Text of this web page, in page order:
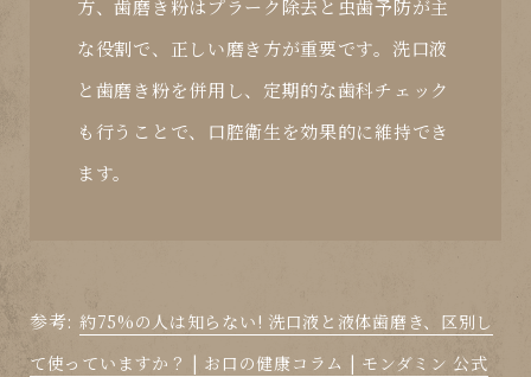
方、歯磨き粉はプラーク除去と虫歯予防が主
な役割で、正しい磨き方が重要です。洗口液
と歯磨き粉を併用し、定期的な歯科チェック
も行うことで、口腔衛生を効果的に維持でき
ます。
参考: 約75%の人は知らない! 洗口液と液体歯磨き、区別し
て使っていますか？ | お口の健康コラム | モンダミン 公式